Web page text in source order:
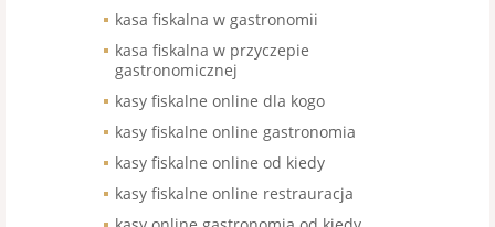
kasa fiskalna w gastronomii
kasa fiskalna w przyczepie
gastronomicznej
kasy fiskalne online dla kogo
kasy fiskalne online gastronomia
kasy fiskalne online od kiedy
kasy fiskalne online restrauracja